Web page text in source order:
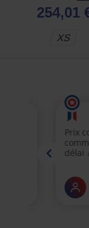
254,01
XS